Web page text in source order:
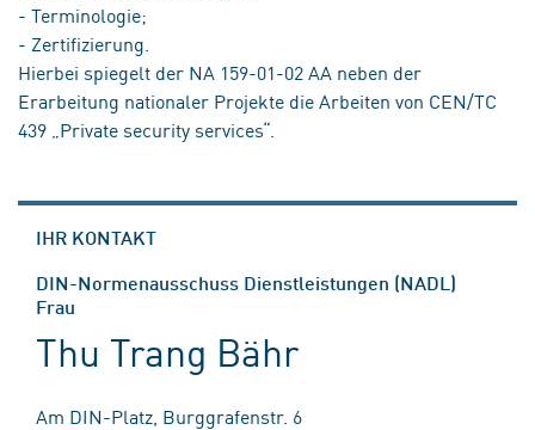
- Terminologie;
- Zertifizierung.
Hierbei spiegelt der NA 159-01-02 AA neben der
Erarbeitung nationaler Projekte die Arbeiten von CEN/TC
439 „Private security services“.
IHR KONTAKT
DIN-Normenausschuss Dienstleistungen (NADL)
Frau
Thu Trang Bähr
Am DIN-Platz, Burggrafenstr. 6